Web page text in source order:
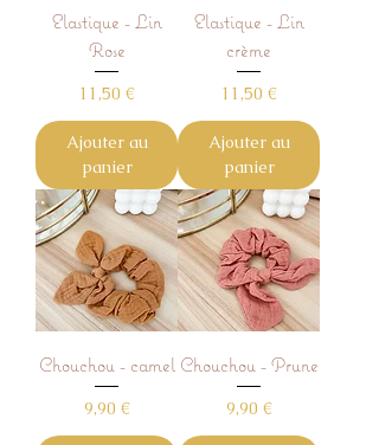
Elastique - Lin
Rose
Prix
11,50 €
Ajouter au
panier
Elastique - Lin
crème
Prix
11,50 €
Ajouter au
panier
Chouchou - camel
Prix
9,90 €
Chouchou - Prune
Prix
9,90 €